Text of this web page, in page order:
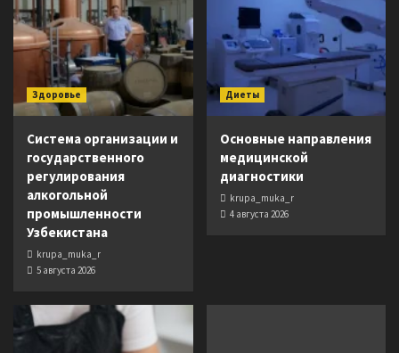
Здоровье
Система организации и
государственного
регулирования
алкогольной
промышленности
Узбекистана
krupa_muka_r
5 августа 2026
Диеты
Основные направления
медицинской
диагностики
krupa_muka_r
4 августа 2026